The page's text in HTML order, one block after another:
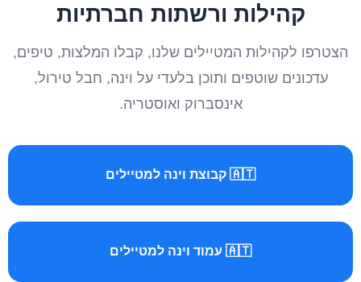
קהילות ורשתות חברתיות
הצטרפו לקהילות המטיילים שלנו, קבלו המלצות, טיפים,
עדכונים שוטפים ותוכן בלעדי על וינה, חבל טירול,
אינסברוק ואוסטריה.
🇦🇹 קבוצת וינה למטיילים
🇦🇹 עמוד וינה למטיילים